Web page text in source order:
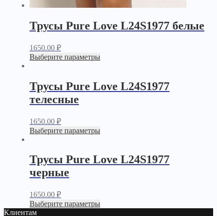
Трусы Pure Love L24S1977 белые
1650.00 ₽
Выберите параметры
Трусы Pure Love L24S1977
телесные
1650.00 ₽
Выберите параметры
Трусы Pure Love L24S1977
черные
1650.00 ₽
Выберите параметры
Клиентам